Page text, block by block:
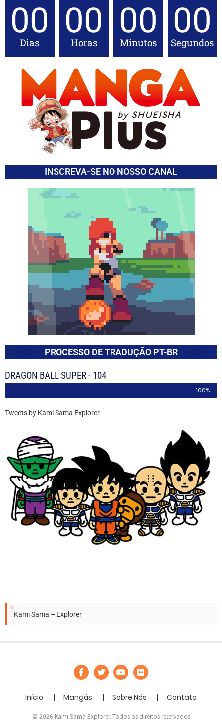
00
Dias
00
Horas
00
Minutos
00
Segundos
INSCREVA-SE NO NOSSO CANAL
PROCESSO DE TRADUÇÃO PT-BR
DRAGON BALL SUPER - 104
100%
Tweets by Kami Sama Explorer
Kami Sama – Explorer
Início Mangás Sobre Nós Contato
© 2026 Kami Sama Explorer. Todos os direitos reservados